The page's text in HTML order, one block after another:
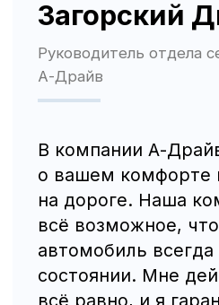
Трафик, лиды и продажи